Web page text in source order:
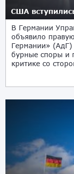
США
В Германии
объявило
Германии» (АдГ)
бурные споры и
критике со